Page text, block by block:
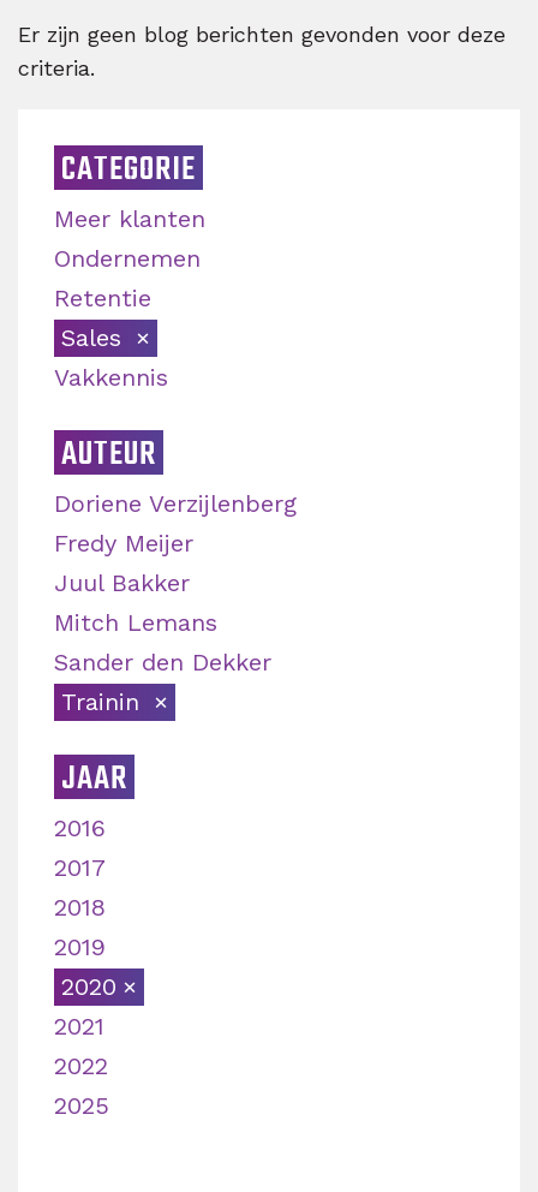
Er zijn geen blog berichten gevonden voor deze
criteria.
CATEGORIE
Meer klanten
Ondernemen
Retentie
Sales
Vakkennis
AUTEUR
Doriene Verzijlenberg
Fredy Meijer
Juul Bakker
Mitch Lemans
Sander den Dekker
Trainin
JAAR
2016
2017
2018
2019
2020
2021
2022
2025